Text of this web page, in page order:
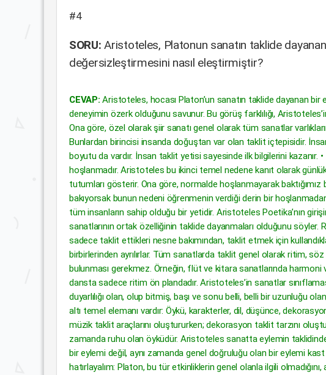
#4
SORU: Aristoteles, Platonun sanatın taklide
değersizleştirmesini nasıl eleştirmiştir?
CEVAP: Aristoteles, hocası Platon’un sanatın taklide dayanan
deneyimin özerk olduğunu savunur. Bu görüş farklılığı,
Ona göre, özel olarak şiir sanatı genel olarak tüm sanatlar
Bunlardan birincisi insanda doğuştan var olan taklit içtepisidir.
boyutu da vardır. İnsan taklit yetisi sayesinde ilk bilgilerini kazanır.
hoşlanmadır. Aristoteles bu ikinci temel nedene kanıt olarak günlük
tutumları gösterir. Ona göre, normalde hoşlanmayarak
bakıyorsak bunun nedeni öğrenmenin verdiği derin bir
tüm insanların sahip olduğu bir yetidir. Aristoteles Poetika’nın
sanatlarının ortak özelliğinin taklide dayanmaları olduğunu
sadece taklit ettikleri nesne bakımından, taklit etmek için
birbirlerinden ayrılırlar. Tüm sanatlarda taklit genel olarak ritim,
bulunması gerekmez. Örneğin, flüt ve kitara sanatlarında harmoni
dansta sadece ritim ön plandadır. Aristoteles’in sanatlar
duyarlılığı olan, olup bitmiş, başı ve sonu belli, belli bir uzunluğu
altı temel elemanı vardır: Öykü, karakterler, dil, düşünce,
müzik taklit araçlarını oluştururken; dekorasyon taklit tarzını
zamanda ruhu olan öyküdür. Aristoteles sanatta eylemin
bir eylemi değil, aynı zamanda genel doğruluğu olan bir eylemi
hatırlayalım: Platon, bu tür etkinliklerin genel olanla ilgili olmadığını,